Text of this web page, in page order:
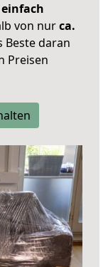
von nurca.
Beste daran
Preisen